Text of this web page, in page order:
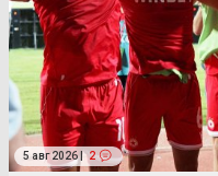
5 авг 2026 | 2